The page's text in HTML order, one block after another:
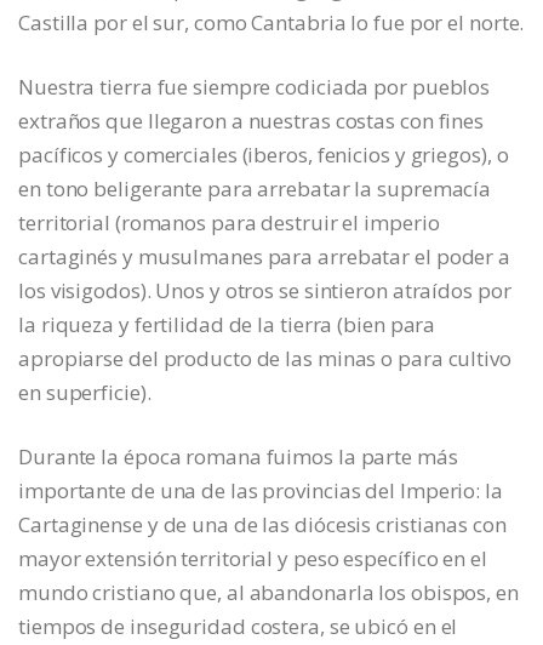
Castilla por el sur, como Cantabria lo fue por el norte.
Nuestra tierra fue siempre codiciada por pueblos
extraños que llegaron a nuestras costas con fines
pacíficos y comerciales (iberos, fenicios y griegos), o
en tono beligerante para arrebatar la supremacía
territorial (romanos para destruir el imperio
cartaginés y musulmanes para arrebatar el poder a
los visigodos). Unos y otros se sintieron atraídos por
la riqueza y fertilidad de la tierra (bien para
apropiarse del producto de las minas o para cultivo
en superficie).
Durante la época romana fuimos la parte más
importante de una de las provincias del Imperio: la
Cartaginense y de una de las diócesis cristianas con
mayor extensión territorial y peso específico en el
mundo cristiano que, al abandonarla los obispos, en
tiempos de inseguridad costera, se ubicó en el